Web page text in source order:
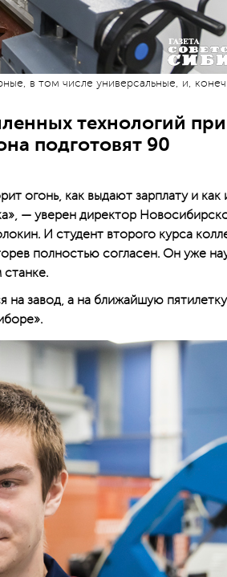
в том числе универсальные, и,
технологий при
подготовят 90
огонь, как выдают зарплату и как
— уверен директор
И студент второго курса
полностью согласен. Он уже
на завод, а на ближайшую